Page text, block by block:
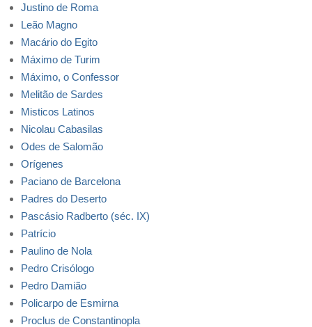
Justino de Roma
Leão Magno
Macário do Egito
Máximo de Turim
Máximo, o Confessor
Melitão de Sardes
Misticos Latinos
Nicolau Cabasilas
Odes de Salomão
Orígenes
Paciano de Barcelona
Padres do Deserto
Pascásio Radberto (séc. IX)
Patrício
Paulino de Nola
Pedro Crisólogo
Pedro Damião
Policarpo de Esmirna
Proclus de Constantinopla